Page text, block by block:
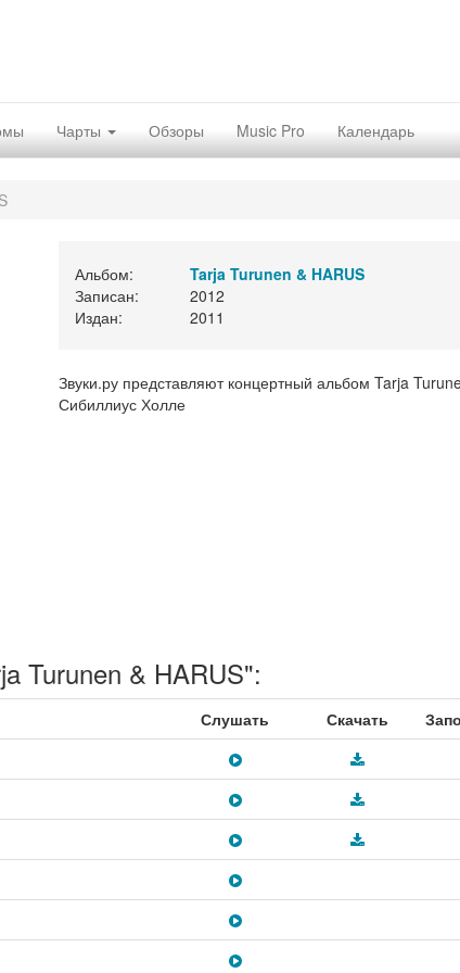
Чарты Обзоры Music Pro Календарь
Альбом:
Tarja Turunen & HARUS
Записан:
2012
Издан:
2011
Звуки.ру представляют концертный альбом Tarja
Сибиллиус Холле
Turunen & HARUS":
Слушать Скачать